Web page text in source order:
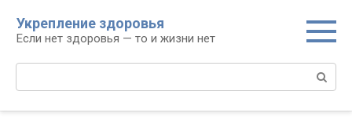
контенту
Укрепление здоровья
Если нет здоровья — то и жизни нет
Поиск: